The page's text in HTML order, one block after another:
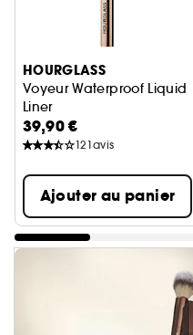
Ignorer le carrousel
HOURGLASS
Voyeur Waterproof Liquid
Liner
Eyeliner Liquide
39,90 €
121avis
Ajouter au panier